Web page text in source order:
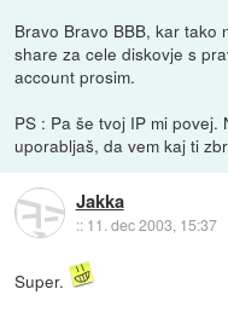
Bravo Bravo BBB, kar tako
share za cele diskovje s
account prosim.
PS : Pa še tvoj IP mi
uporabljaš, da vem kaj ti
Jakka
:: 11. dec 2003, 15:37
Super.